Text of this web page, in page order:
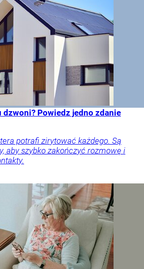
dzwoni? Powiedz jedno zdanie
potrafi zirytować każdego. Są
aby szybko zakończyć rozmowę i